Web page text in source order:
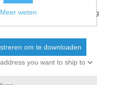
dit document een beoordeling
om te downloaden
you want to ship to
Meer weten